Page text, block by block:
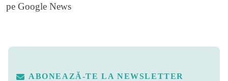
pe Google News
ABONEAZĂ-TE LA NEWSLETTER